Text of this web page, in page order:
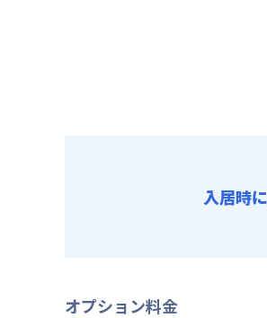
入居時
オプション料金